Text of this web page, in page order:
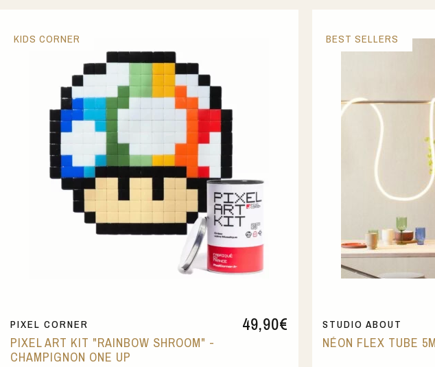
49,90€
PIXEL CORNER
PIXEL ART KIT "RAINBOW SHROOM" -
CHAMPIGNON ONE UP
KIDS CORNER
STUDIO ABOUT
NÉON FLEX TUBE
BEST SELLERS